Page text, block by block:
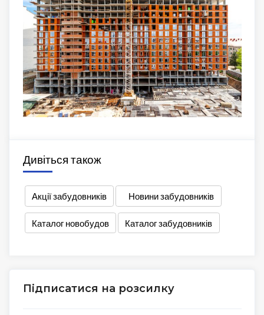
Дивіться також
Акції забудовників Новини забудовників
Каталог новобудов Каталог забудовників
Підписатися на розсилку